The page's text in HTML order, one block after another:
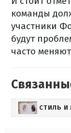
команды
участники
будут
часто
СТИЛЬ И